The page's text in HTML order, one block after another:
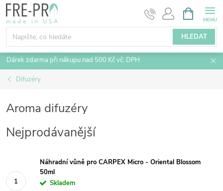
Přejít
na
obsah
HLEDAT
NÁKUPNÍ
KOŠÍK
Dárek zdarma při nákupu nad 500 Kč vč. DPH
Difuzéry
Aroma difuzéry
Nejprodávanější
Náhradní vůně pro CARPEX Micro - Oriental Blossom
50ml
Skladem